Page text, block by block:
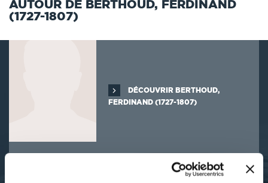
AUTOUR DE BERTHOUD, FERDINAND
(1727-1807)
DÉCOUVRIR BERTHOUD,
FERDINAND (1727-1807)